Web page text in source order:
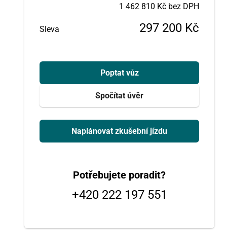
1 462 810 Kč bez DPH
Sleva 297 200 Kč
Poptat vůz
Spočítat úvěr
Naplánovat zkušební jízdu
Potřebujete poradit?
+420 222 197 551